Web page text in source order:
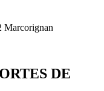
Marcorignan
DE